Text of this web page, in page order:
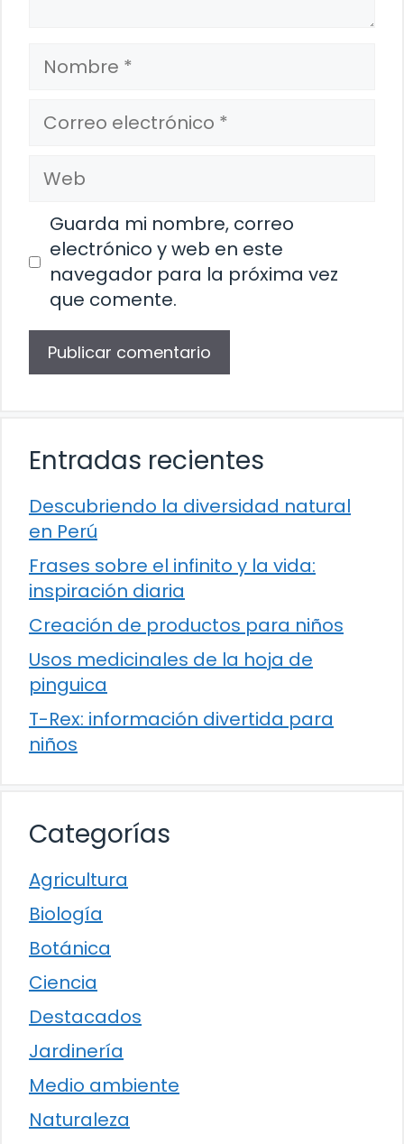
Nombre
Correo
electrónico
Web
Guarda mi nombre, correo
electrónico y web en este
navegador para la próxima vez
que comente.
Entradas recientes
Descubriendo la diversidad natural
en Perú
Frases sobre el infinito y la vida:
inspiración diaria
Creación de productos para niños
Usos medicinales de la hoja de
pinguica
T-Rex: información divertida para
niños
Categorías
Agricultura
Biología
Botánica
Ciencia
Destacados
Jardinería
Medio ambiente
Naturaleza